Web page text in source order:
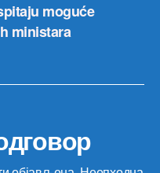
moguće
ministara